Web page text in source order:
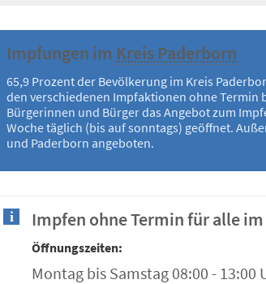
Impfungen im Kreis Paderborn
65,9 Prozent der Bevölkerung im Kreis
den verschiedenen Impfaktionen ohne
Bürgerinnen und Bürger das Angebot zum
Woche täglich (bis auf sonntags) geöffnet.
und Paderborn angeboten.
Impfen ohne Termin für alle
Öffnungszeiten:
Montag bis Samstag 08:00 - 13:00